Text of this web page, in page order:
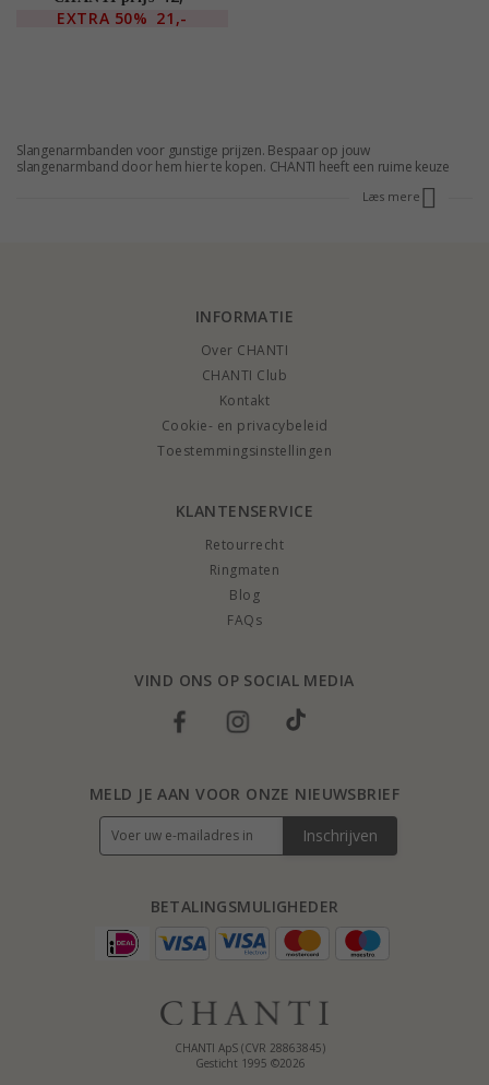
EXTRA 50% 21,-
Slangenarmbanden voor gunstige prijzen. Bespaar op jouw
slangenarmband door hem hier te kopen. CHANTI heeft een ruime keuze
goede deal en koop hier een slangenarmband. Al onze slangenarmbanden
Læs mere
INFORMATIE
Over CHANTI
CHANTI Club
Kontakt
Cookie- en privacybeleid
Toestemmingsinstellingen
KLANTENSERVICE
Retourrecht
Ringmaten
Blog
FAQs
VIND ONS OP SOCIAL MEDIA
CHANTI ApS (CVR 28863845)
Gesticht 1995 ©2026
BETALINGSMULIGHEDER
MELD JE AAN VOOR ONZE NIEUWSBRIEF
Inschrijven